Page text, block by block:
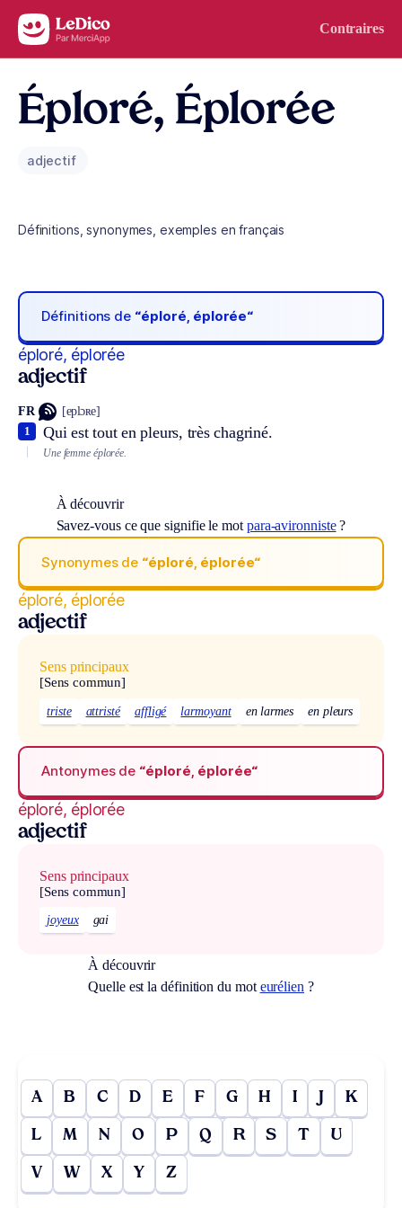
Aller au contenu Contraires
Éploré, Éplorée
adjectif
Définitions, synonymes, exemples en français
Définitions de “éploré, éplorée“
éploré, éplorée
adjectif
FR [eplɔʀe]
Qui est tout en pleurs, très chagriné.
1
Une femme éplorée.
À découvrir
Savez-vous ce que signifie le mot para-avironniste?
Synonymes de “éploré, éplorée“
éploré, éplorée
adjectif
Sens principaux
[Sens commun]
triste attristé affligé larmoyant en larmes en pleurs
Antonymes de “éploré, éplorée“
éploré, éplorée
adjectif
Sens principaux
[Sens commun]
joyeux gai
À découvrir
Quelle est la définition du mot eurélien ?
A B C D E F G H I J K
L M N O P Q R S T U
V W X Y Z